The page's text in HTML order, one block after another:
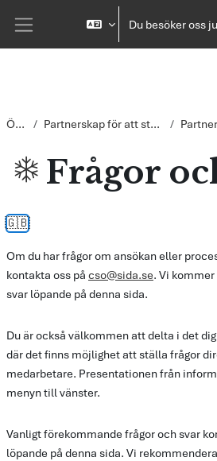
Gå direkt till huvudinnehåll
Du besöker oss
Översikt Partnerskap för att stärka civila samhället i Ukraina
Frågor
🇬🇧
Om du har frågor om ansökan eller
kontakta oss på cso@sida.se. Vi
svar löpande på denna sida.
Du är också välkommen att delta i det
där det finns möjlighet att ställa frågor
medarbetare. Presentationen från
menyn till vänster.
Vanligt förekommande frågor och svar
löpande på denna sida. Vi